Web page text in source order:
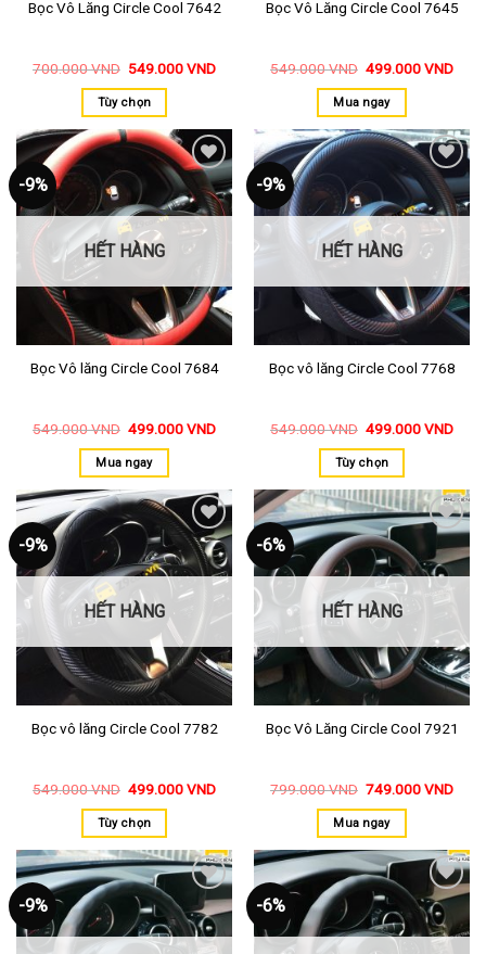
Bọc Vô Lăng Circle Cool 7642
700.000VND 549.000VND
Tùy chọn
Bọc Vô Lăng Circle Cool 7645
549.000VND 499.000VND
Mua ngay
-9%
Thêm
vào
yêu
thích
HẾT HÀNG
Bọc Vô lăng Circle Cool 7684
549.000VND 499.000VND
Mua ngay
-9%
Thêm
vào
yêu
thích
HẾT HÀNG
Bọc vô lăng Circle Cool 7768
549.000VND 499.000VND
Tùy chọn
-9%
Thêm
vào
yêu
thích
HẾT HÀNG
Bọc vô lăng Circle Cool 7782
549.000VND 499.000VND
Tùy chọn
-6%
Thêm
vào
yêu
thích
HẾT HÀNG
Bọc Vô Lăng Circle Cool 7921
799.000VND 749.000VND
Mua ngay
-9%
Thêm
vào
yêu
thích
-6%
Thêm
vào
yêu